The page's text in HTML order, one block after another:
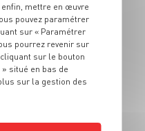
enfin, mettre en œuvre
pouvez paramétrer
sur « Paramétrer
pourrez revenir sur
sur le bouton
situé en bas de
sur la gestion des